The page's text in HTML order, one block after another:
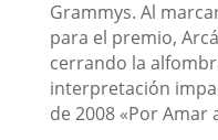
Grammys. Al
para el premio,
cerrando la
interpretación
de 2008 «Por Amar